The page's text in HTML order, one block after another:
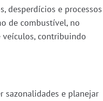
desperdícios e processos
de combustível, no
veículos, contribuindo
sazonalidades e planejar